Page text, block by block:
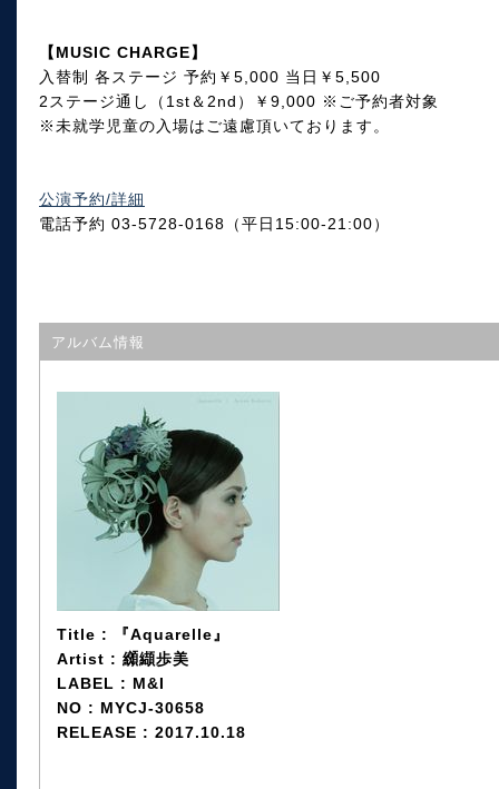
【MUSIC CHARGE】
入替制 各ステージ 予約￥5,000 当日￥5,500
2ステージ通し（1st＆2nd）￥9,000 ※ご予約者対象
※未就学児童の入場はご遠慮頂いております。
公演予約/詳細
電話予約 03-5728-0168（平日15:00-21:00）
アルバム情報
Title : 『Aquarelle』
Artist : 纐纈歩美
LABEL : M&I
NO : MYCJ-30658
RELEASE : 2017.10.18